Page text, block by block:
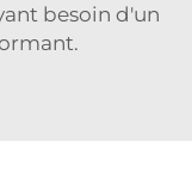
besoin d'un